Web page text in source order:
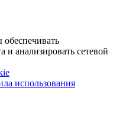
и анализировать сетевой
использования